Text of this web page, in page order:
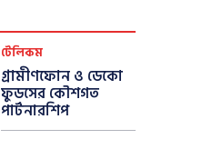
টেলিকম
গ্রামীণফোন ও ডেকো
ফুডসের কৌশগত
পার্টনারশিপ